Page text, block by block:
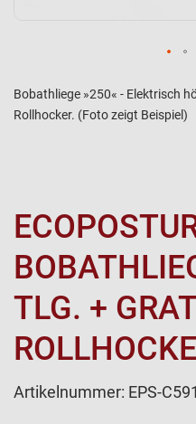
Bobathliege »250« - Elektrisch
Rollhocker. (Foto zeigt Beispiel)
TLG. +
Artikelnummer: EPS-